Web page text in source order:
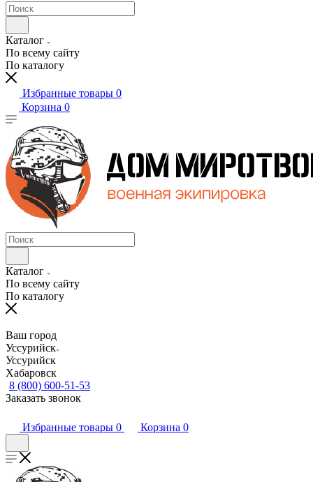
Каталог
По всему сайту
По каталогу
Избранные товары 0
Корзина 0
Каталог
По всему сайту
По каталогу
Ваш город
Уссурийск
Уссурийск
Хабаровск
8 (800) 600-51-53
Заказать звонок
Избранные товары 0 Корзина 0